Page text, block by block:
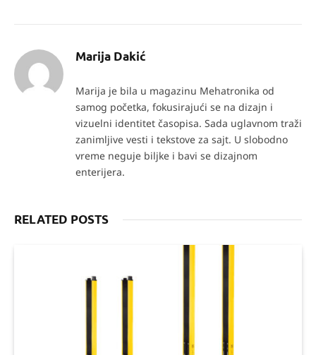
Marija Dakić
Marija je bila u magazinu Mehatronika od
samog početka, fokusirajući se na dizajn i
vizuelni identitet časopisa. Sada uglavnom traži
zanimljive vesti i tekstove za sajt. U slobodno
vreme neguje biljke i bavi se dizajnom
enterijera.
RELATED POSTS